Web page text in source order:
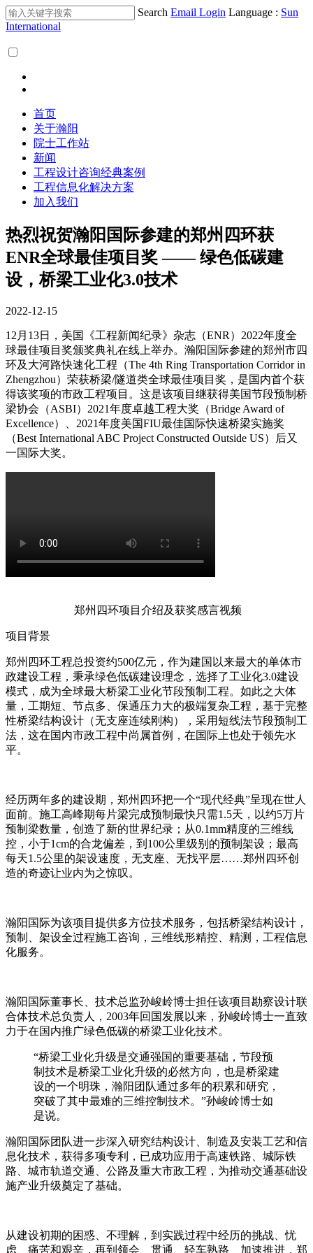
Search Email Login Language : Sun
International
首页
关于瀚阳
院士工作站
新闻
工程设计咨询经典案例
工程信息化解决方案
加入我们
热烈祝贺瀚阳国际参建的郑州四环获
ENR全球最佳项目奖 —— 绿色低碳建
设，桥梁工业化3.0技术
2022-12-15
12月13日，美国《工程新闻纪录》杂志（ENR）2022年度全
球最佳项目奖颁奖典礼在线上举办。瀚阳国际参建的郑州市四
环及大河路快速化工程（The 4th Ring Transportation Corridor in
Zhengzhou）荣获桥梁/隧道类全球最佳项目奖，是国内首个获
得该奖项的市政工程项目。这是该项目继获得美国节段预制桥
梁协会（ASBI）2021年度卓越工程大奖（Bridge Award of
Excellence）、2021年度美国FIU最佳国际快速桥梁实施奖
（Best International ABC Project Constructed Outside US）后又
一国际大奖。
郑州四环项目介绍及获奖感言视频
项目背景
郑州四环工程总投资约500亿元，作为建国以来最大的单体市
政建设工程，秉承绿色低碳建设理念，选择了工业化3.0建设
模式，成为全球最大桥梁工业化节段预制工程。如此之大体
量，工期短、节点多、保通压力大的极端复杂工程，基于完整
性桥梁结构设计（无支座连续刚构），采用短线法节段预制工
法，这在国内市政工程中尚属首例，在国际上也处于领先水
平。
经历两年多的建设期，郑州四环把一个“现代经典”呈现在世人
面前。施工高峰期每片梁完成预制最快只需1.5天，以约5万片
预制梁数量，创造了新的世界纪录；从0.1mm精度的三维线
控，小于1cm的合龙偏差，到100公里级别的预制架设；最高
每天1.5公里的架设速度，无支座、无找平层……郑州四环创
造的奇迹让业内为之惊叹。
瀚阳国际为该项目提供多方位技术服务，包括桥梁结构设计，
预制、架设全过程施工咨询，三维线形精控、精测，工程信息
化服务。
瀚阳国际董事长、技术总监孙峻岭博士担任该项目勘察设计联
合体技术总负责人，2003年回国发展以来，孙峻岭博士一直致
力于在国内推广绿色低碳的桥梁工业化技术。
“桥梁工业化升级是交通强国的重要基础，节段预
制技术是桥梁工业化升级的必然方向，也是桥梁建
设的一个明珠，瀚阳团队通过多年的积累和研究，
突破了其中最难的三维控制技术。”孙峻岭博士如
是说。
瀚阳国际团队进一步深入研究结构设计、制造及安装工艺和信
息化技术，获得多项专利，已成功应用于高速铁路、城际铁
路、城市轨道交通、公路及重大市政工程，为推动交通基础设
施产业升级奠定了基础。
从建设初期的困惑、不理解，到实践过程中经历的挑战、忧
虑、痛苦和艰辛，再到领会、贯通、轻车熟路、加速推进，郑